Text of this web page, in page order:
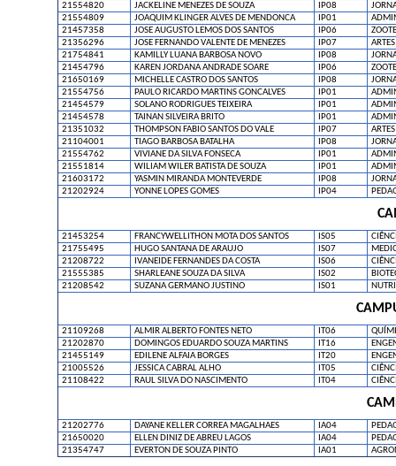
21554820
JACKELINE MENEZES DE SOUZA IP08
21554809
JOAQUIM KLINGER ALVES DE MENDONCA IP01
21457358
JOSE AUGUSTO LEMOS DOS SANTOS IP06
21356296
JOSE FERNANDO VALENTE DE MENEZES IP07
21754841
KAMILLY LUANA BARBOSA NOVO IP08
21454796
KAREN JORDANA ANDRADE SOARE IP06
21650169
MICHELLE CASTRO DOS SANTOS IP08
21554756
PAULO RICARDO MARTINS GONCALVES IP01
21454579
SOLANO RODRIGUES TEIXEIRA IP01
21454578
TAINAN SILVEIRA BRITO IP01
21351032
THOMPSON FABIO SANTOS DO VALE IP07
21104001
TIAGO BARBOSA BATALHA IP08
21554762
VIVIANE DA SILVA FONSECA IP01
21551814
WILIAM WILER BATISTA DE SOUZA IP01
21603172
YASMIN MIRANDA MONTEVERDE IP08
21202924
YONNE LOPES GOMES IP04
21453254 FRANCYWELLITHON MOTA DOS SANTOS IS05
21755495
HUGO SANTANA DE ARAUJO IS07
21208722
IVANEIDE FERNANDES DA COSTA IS06
21555385
SHARLEANE SOUZA DA SILVA IS02
21208542
SUZANA GERMANO JUSTINO IS01
21109268 ALMIR ALBERTO FONTES NETO IT06
21202870
DOMINGOS EDUARDO SOUZA MARTINS IT16
21455149
EDILENE ALFAIA BORGES IT20
21005526
JESSICA CABRAL ALHO IT05
21108422
RAUL SILVA DO NASCIMENTO IT04
21202776 DAYANE KELLER CORREA MAGALHAES IA04
21650020
ELLEN DINIZ DE ABREU LAGOS IA04
21354747
EVERTON DE SOUZA PINTO IA01